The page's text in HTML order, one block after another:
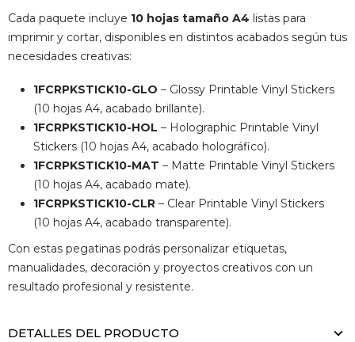
Cada paquete incluye 10 hojas tamaño A4 listas para
imprimir y cortar, disponibles en distintos acabados según tus
necesidades creativas:
1FCRPKSTICK10-GLO – Glossy Printable Vinyl Stickers
(10 hojas A4, acabado brillante).
1FCRPKSTICK10-HOL – Holographic Printable Vinyl
Stickers (10 hojas A4, acabado holográfico).
1FCRPKSTICK10-MAT – Matte Printable Vinyl Stickers
(10 hojas A4, acabado mate).
1FCRPKSTICK10-CLR – Clear Printable Vinyl Stickers
(10 hojas A4, acabado transparente).
Con estas pegatinas podrás personalizar etiquetas,
manualidades, decoración y proyectos creativos con un
resultado profesional y resistente.
DETALLES DEL PRODUCTO